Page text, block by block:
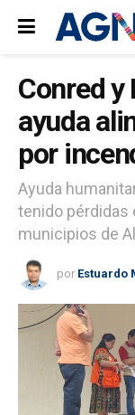
Conred y
ayuda
por
Ayuda
tenido
municipios de
por Estuardo